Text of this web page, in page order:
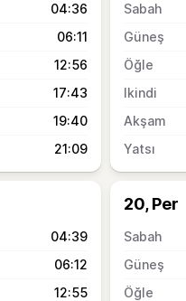
04:36
06:11
12:56
17:43
19:40
21:09
04:39
06:12
12:55
20, Per